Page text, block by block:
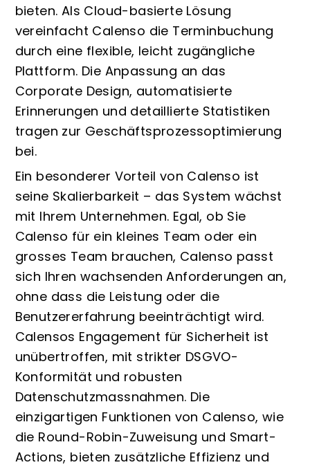
bieten. Als Cloud-basierte Lösung
vereinfacht Calenso die Terminbuchung
durch eine flexible, leicht zugängliche
Plattform. Die Anpassung an das
Corporate Design, automatisierte
Erinnerungen und detaillierte Statistiken
tragen zur Geschäftsprozessoptimierung
bei.
Ein besonderer Vorteil von Calenso ist
seine Skalierbarkeit – das System wächst
mit Ihrem Unternehmen. Egal, ob Sie
Calenso für ein kleines Team oder ein
grosses Team brauchen, Calenso passt
sich Ihren wachsenden Anforderungen an,
ohne dass die Leistung oder die
Benutzererfahrung beeinträchtigt wird.
Calensos Engagement für Sicherheit ist
unübertroffen, mit strikter DSGVO-
Konformität und robusten
Datenschutzmassnahmen. Die
einzigartigen Funktionen von Calenso, wie
die Round-Robin-Zuweisung und Smart-
Actions, bieten zusätzliche Effizienz und